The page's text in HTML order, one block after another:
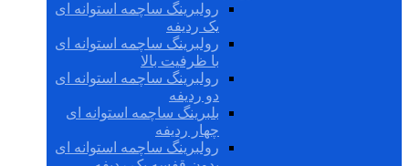
رولبرینگ ساچمه استوانه ای
یک ردیفه
رولبرینگ ساچمه استوانه ای
با ظرفیت بالا
رولبرینگ ساچمه استوانه ای
دو ردیفه
بلبرینگ ساچمه استوانه ای
چهار ردیفه
رولبرینگ ساچمه استوانه ای